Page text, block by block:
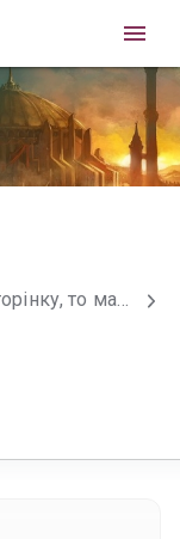

Вітаю! Якщо ви потрапили на мою сторінку, то мабуть, ви любите читати. Сподіваюсь, що в світах, створенних мною, ви знайдете затишок. Бо ж саме цього ми завжди шукаємо - прихистку в краях далеких від буденності. Мої здобутки, як автора (не з метою самовихваляння, а просто, щоб ви мали уяву про мій творчий шлях): - отримала диплом з англійської філології в Університеті імені Альфреда Нобеля в Дніпрі; - навчалась сценарному мистецтву на воркшопах Лондонського фестивалю сценаристів в 2016 і 2017 роках; - у 2018-2019 закінчила курси творчого письма в Університеті Торонто; - наразі навчаюсь сценарному мистецтву в Toronto Film School; - пишу романи і сценарії англійською та українською мовами; - перемога на конкурсі хоррору Twisted50, який проводився в Лондоні, в результаті якого моє коротке оповідання увійшло до збірки Twisted50. Збірку можна придбати на Амазоні; - увійшла до півфіналу конкурсу научної фантастики Singularity50 в Лондоні.